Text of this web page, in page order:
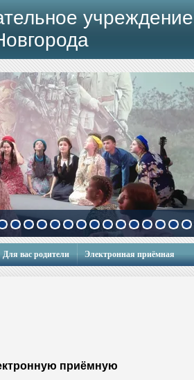
учреждение
Для вас родители Электронная приёмная
приёмную